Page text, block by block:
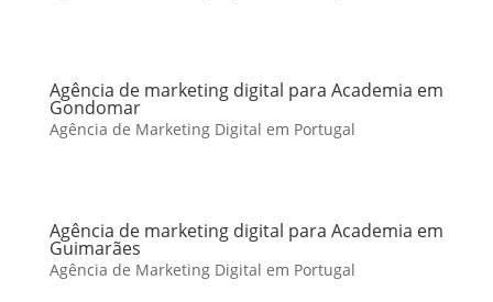
Agência de marketing digital para Academia em
Gondomar
Agência de Marketing Digital em Portugal
Agência de marketing digital para Academia em
Guimarães
Agência de Marketing Digital em Portugal